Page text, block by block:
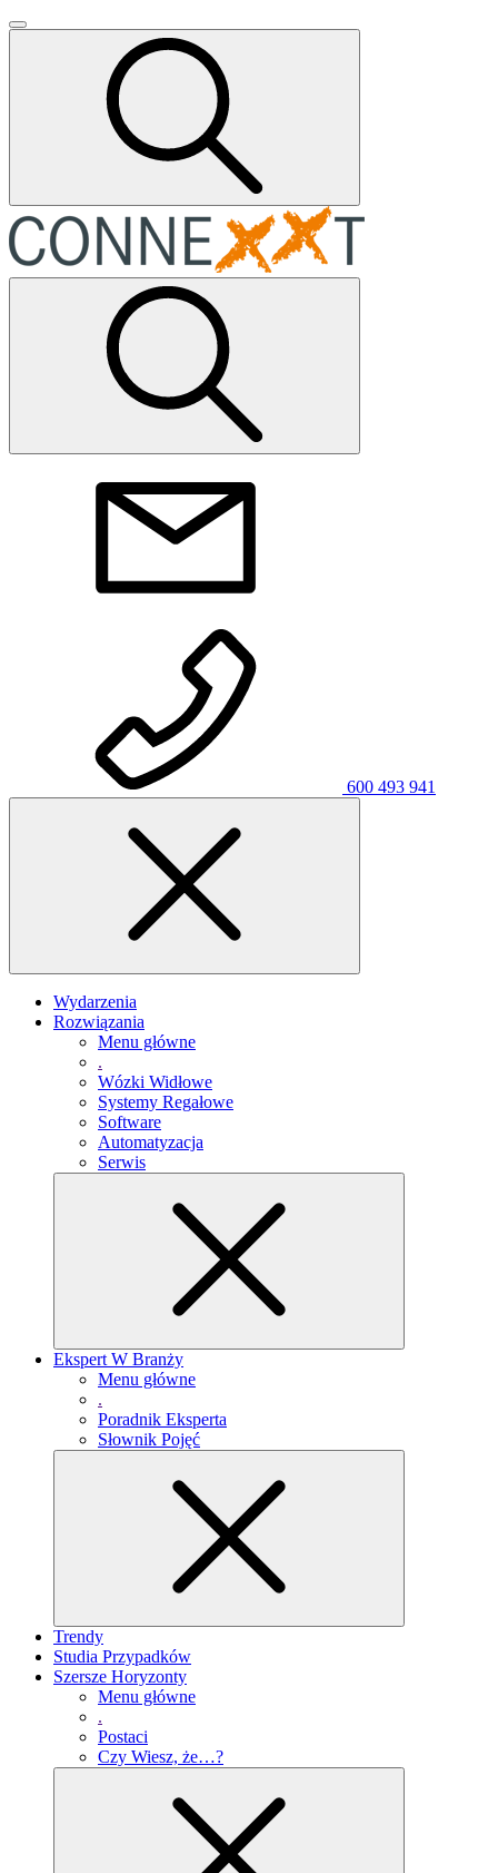
600 493 941
Wydarzenia
Rozwiązania
Menu główne
.
Wózki Widłowe
Systemy Regałowe
Software
Automatyzacja
Serwis
Ekspert W Branży
Menu główne
.
Poradnik Eksperta
Słownik Pojęć
Trendy
Studia Przypadków
Szersze Horyzonty
Menu główne
.
Postaci
Czy Wiesz, że…?